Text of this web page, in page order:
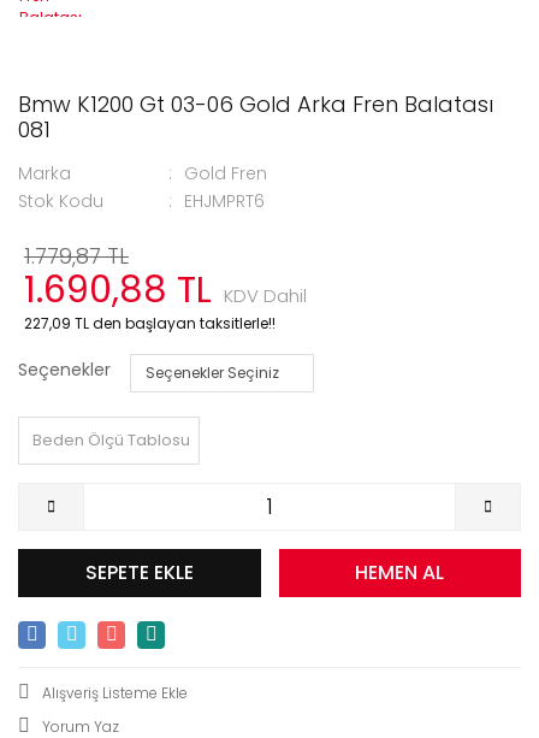
Bmw K1200 Gt 03-06 Gold Arka Fren Balatası
081
Marka
Gold Fren
Stok Kodu
EHJMPRT6
1.779,87 TL
1.690,88 TL KDV Dahil
227,09 TL den başlayan taksitlerle!!
Seçenekler
Beden Ölçü Tablosu
SEPETE EKLE HEMEN AL
Yorum Yaz